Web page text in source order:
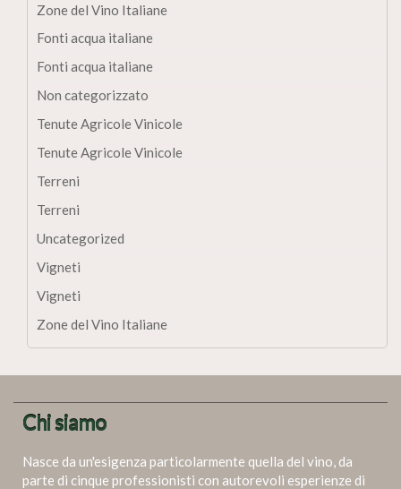
Zone del Vino Italiane
Fonti acqua italiane
Fonti acqua italiane
Non categorizzato
Tenute Agricole Vinicole
Tenute Agricole Vinicole
Terreni
Terreni
Uncategorized
Vigneti
Vigneti
Zone del Vino Italiane
Chi siamo
Nasce da un'esigenza particolarmente quella del vino, da
parte di cinque professionisti con autorevoli esperienze di